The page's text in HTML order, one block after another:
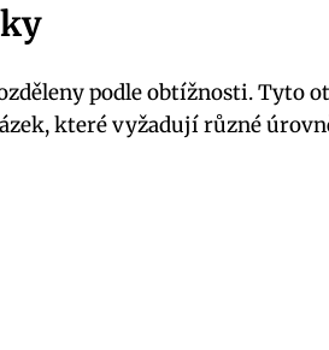
podle obtížnosti. Tyto
které vyžadují různé